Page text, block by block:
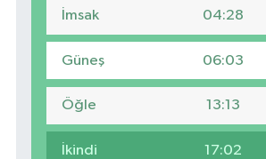
İmsak 04:28
Güneş 06:03
Öğle 13:13
İkindi 17:02